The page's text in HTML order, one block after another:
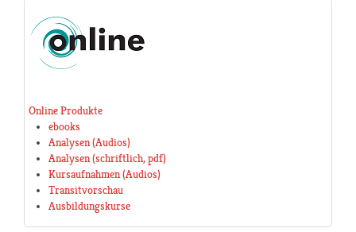
Online Produkte
ebooks
Analysen (Audios)
Analysen (schriftlich, pdf)
Kursaufnahmen (Audios)
Transitvorschau
Ausbildungskurse